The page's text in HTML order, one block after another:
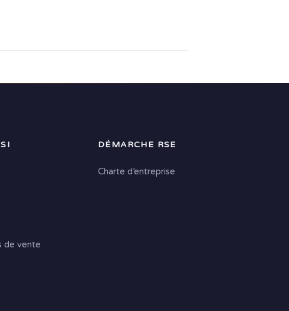
de vente
DÉMARCHE RSE
Charte d’entreprise